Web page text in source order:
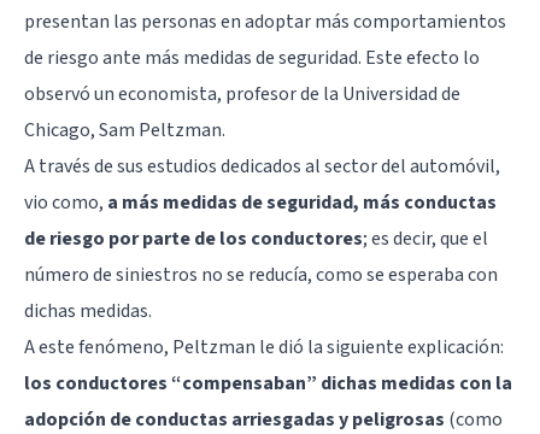
presentan las personas en adoptar más comportamientos
de riesgo ante más medidas de seguridad. Este efecto lo
observó un economista, profesor de la Universidad de
Chicago, Sam Peltzman.
A través de sus estudios dedicados al sector del automóvil,
vio como, a más medidas de seguridad, más conductas
de riesgo por parte de los conductores; es decir, que el
número de siniestros no se reducía, como se esperaba con
dichas medidas.
A este fenómeno, Peltzman le dió la siguiente explicación:
los conductores “compensaban” dichas medidas con la
adopción de conductas arriesgadas y peligrosas (como